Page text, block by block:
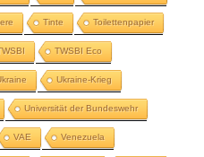
Tinte Toilettenpapier
TWSBI Eco
Ukraine-Krieg
Universität der Bundeswehr
VAE Venezuela